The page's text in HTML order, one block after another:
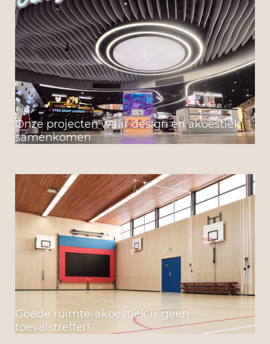
Onze projecten waar design en akoestiek
samenkomen
Goede ruimte-akoestiek is geen
toevalstreffer!